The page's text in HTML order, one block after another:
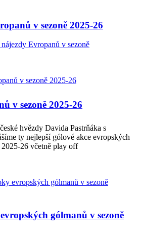
v sezoně 2025-26
Evropanů v sezoně
v sezoně 2025-26
hvězdy Davida Pastrňáka s
ty nejlepší gólové akce evropských
26 včetně play off
gólmanů v sezoně